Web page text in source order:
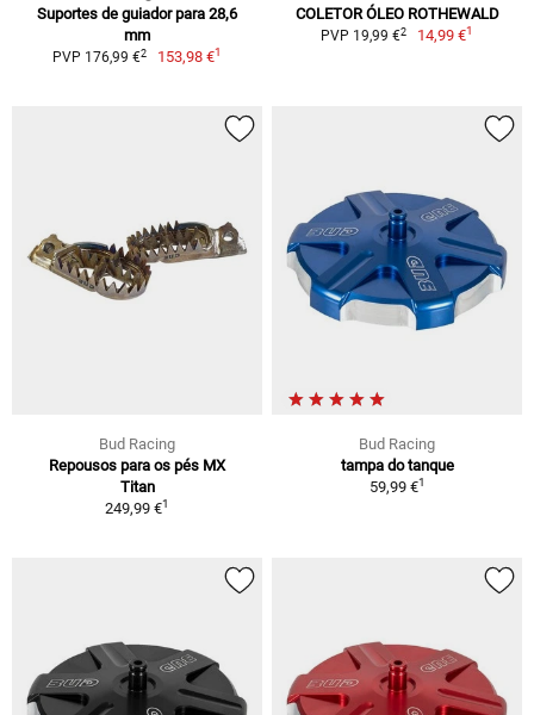
Suportes de guiador para 28,6
mm
PVP 176,99 €2 153,98 €1
COLETOR ÓLEO ROTHEWALD
PVP 19,99 €2 14,99 €1
Bud Racing
Repousos para os pés MX
Titan
249,99 €1
Bud Racing
tampa do tanque
59,99 €1